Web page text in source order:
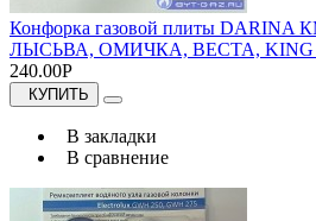
Конфорка газовой плиты DARINA
ЛЫСЬВА, ОМИЧКА, ВЕСТА, KING
240.00Р
КУПИТЬ
В закладки
В сравнение